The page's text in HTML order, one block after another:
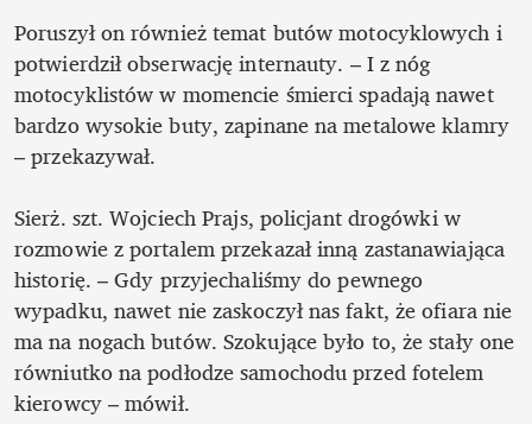
Poruszył on również temat butów motocyklowych i
potwierdził obserwację internauty. – I z nóg
motocyklistów w momencie śmierci spadają nawet
bardzo wysokie buty, zapinane na metalowe klamry
– przekazywał.
Sierż. szt. Wojciech Prajs, policjant drogówki w
rozmowie z portalem przekazał inną zastanawiająca
historię. – Gdy przyjechaliśmy do pewnego
wypadku, nawet nie zaskoczył nas fakt, że ofiara nie
ma na nogach butów. Szokujące było to, że stały one
równiutko na podłodze samochodu przed fotelem
kierowcy – mówił.